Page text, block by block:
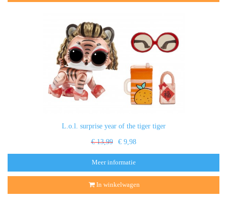
L.o.l. surprise year of the tiger tiger
€ 13,99 € 9,98
Meer informatie
In winkelwagen